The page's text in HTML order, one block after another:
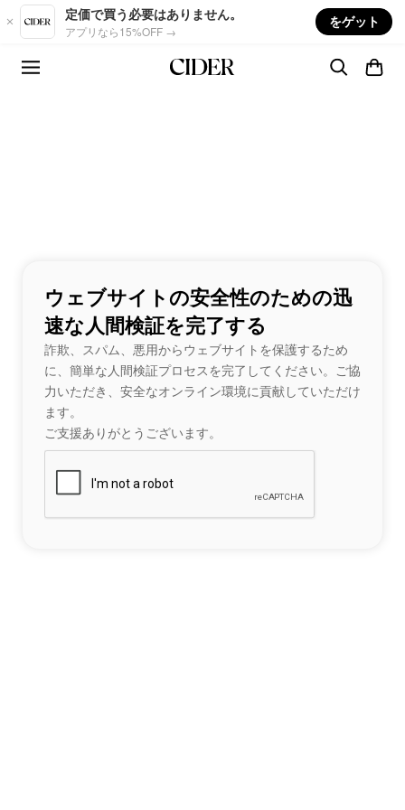
Skip to main content
定価で買う必要はありません。
アプリなら15%OFF →
をゲット
ウェブサイトの安全性のための迅
速な人間検証を完了する
詐欺、スパム、悪用からウェブサイトを保護するため
に、簡単な人間検証プロセスを完了してください。ご協
力いただき、安全なオンライン環境に貢献していただけ
ます。
ご支援ありがとうございます。